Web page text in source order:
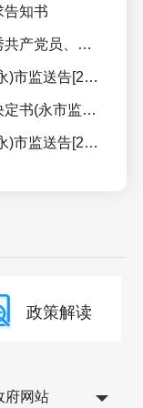
告知书
组织拟表彰对象的公示
送告[2026]2号
罚[2026]4-89号)
送告[2026]1号
政策解读
府网站